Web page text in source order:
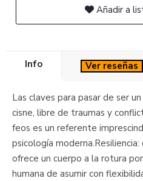
Añadir a
Info Ver reseñas
Las claves para pasar de ser
cisne, libre de traumas y
feos es un referente
psicología
ofrece un cuerpo a la rotura
humana de asumir con